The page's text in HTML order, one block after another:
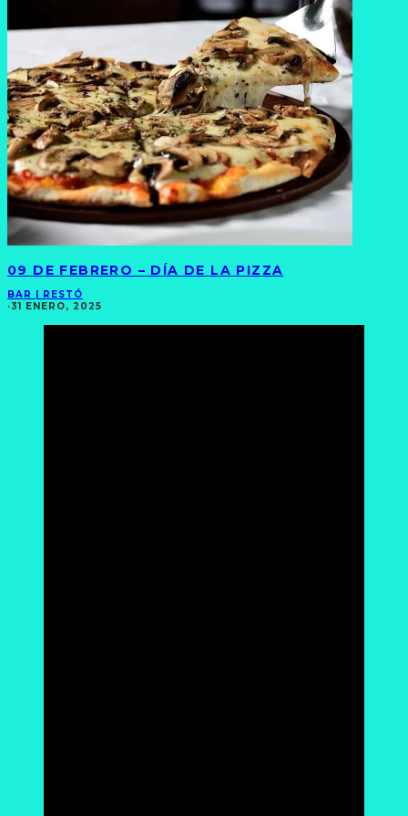
09 DE FEBRERO – DÍA DE LA PIZZA
BAR | RESTÓ
·31 ENERO, 2025